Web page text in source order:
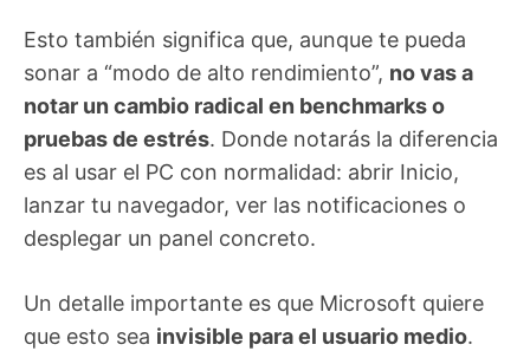
Esto también significa que, aunque te pueda
sonar a “modo de alto rendimiento”, no vas a
notar un cambio radical en benchmarks o
pruebas de estrés. Donde notarás la diferencia
es al usar el PC con normalidad: abrir Inicio,
lanzar tu navegador, ver las notificaciones o
desplegar un panel concreto.
Un detalle importante es que Microsoft quiere
que esto sea invisible para el usuario medio.